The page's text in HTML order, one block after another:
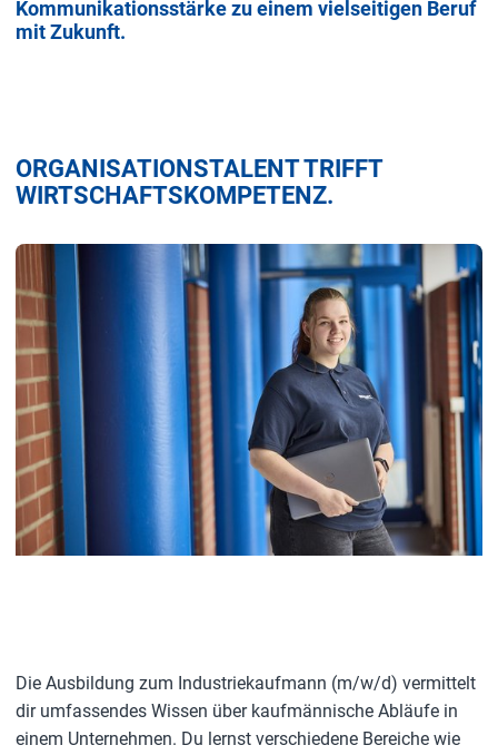
Kommunikationsstärke zu einem vielseitigen Beruf
mit Zukunft.
ORGANISATIONSTALENT TRIFFT
WIRTSCHAFTSKOMPETENZ.
Die Ausbildung zum Industriekaufmann (m/w/d) vermittelt
dir umfassendes Wissen über kaufmännische Abläufe in
einem Unternehmen. Du lernst verschiedene Bereiche wie